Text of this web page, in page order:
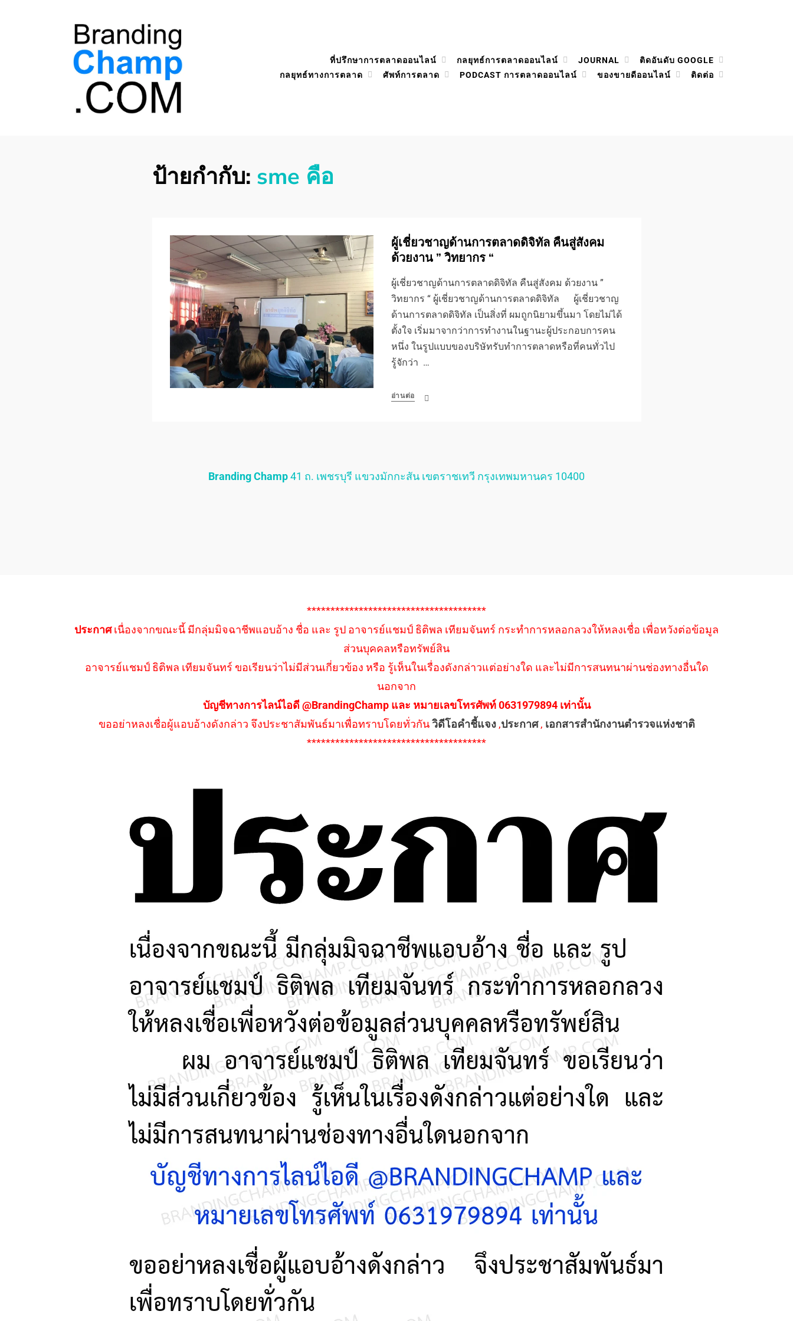
ที่ปรึกษาการตลาดออนไลน์ กลยุทธ์การตลาดออนไลน์ JOURNAL
ติดอันดับ GOOGLE
กลยุทธ์ทางการตลาด
ศัพท์การตลาด PODCAST การตลาดออนไลน์ ของขายดีออนไลน์ ติดต่อ
ป้ายกำกับ: sme คือ
ผู้เชี่ยวชาญด้านการตลาดดิจิทัล คืนสู่สังคม
ด้วยงาน ” วิทยากร “
ผู้เชี่ยวชาญด้านการตลาดดิจิทัล คืนสู่สังคม ด้วยงาน ”
วิทยากร “ ผู้เชี่ยวชาญด้านการตลาดดิจิทัล ผู้เชี่ยวชาญ
ด้านการตลาดดิจิทัล เป็นสิ่งที่ ผมถูกนิยามขึ้นมา โดยไม่ได้
ตั้งใจ เริ่มมาจากว่าการทำงานในฐานะผู้ประกอบการคน
หนึ่ง ในรูปแบบของบริษัทรับทำการตลาดหรือที่คนทั่วไป
รู้จักว่า …
อ่านต่อ
Branding Champ41 ถ. เพชรบุรี แขวงมักกะสัน เขตราชเทวี กรุงเทพมหานคร 10400
**************************************
ประกาศเนื่องจากขณะนี้ มีกลุ่มมิจฉาชีพแอบอ้าง ชื่อ และ รูป อาจารย์แชมป์ ธิติพล เทียมจันทร์ กระทำการหลอกลวงให้หลงเชื่อ เพื่อหวังต่อข้อมูล
ส่วนบุคคลหรือทรัพย์สิน
อาจารย์แชมป์ ธิติพล เทียมจันทร์ ขอเรียนว่าไม่มีส่วนเกี่ยวข้อง หรือ รู้เห็นในเรื่องดังกล่าวแต่อย่างใด และไม่มีการสนทนาผ่านช่องทางอื่นใด
นอกจาก
บัญชีทางการไลน์ไอดี @BrandingChamp และ หมายเลขโทรศัพท์ 0631979894 เท่านั้น
ขออย่าหลงเชื่อผู้แอบอ้างดังกล่าว จึงประชาสัมพันธ์มาเพื่อทราบโดยทั่วกันวิดีโอคำชี้แจง,ประกาศ, เอกสารสำนักงานตำรวจแห่งชาติ
**************************************